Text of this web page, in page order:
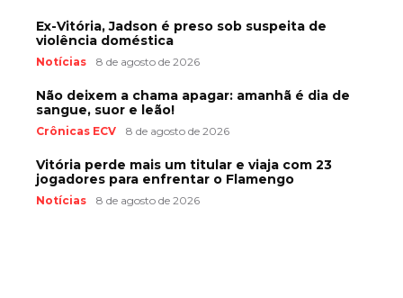
Ex-Vitória, Jadson é preso sob suspeita de
violência doméstica
Notícias 8 de agosto de 2026
Não deixem a chama apagar: amanhã é dia de
sangue, suor e leão!
Crônicas ECV 8 de agosto de 2026
Vitória perde mais um titular e viaja com 23
jogadores para enfrentar o Flamengo
Notícias 8 de agosto de 2026